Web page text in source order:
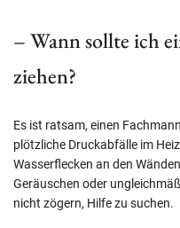
– Wann sollte ich
ziehen?
Es ist ratsam, einen
plötzliche Druckabfälle im
Wasserflecken an den
Geräuschen oder
nicht zögern, Hilfe zu suchen.